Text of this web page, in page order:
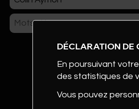
ÉVÉNEMENTS
CLUB DE
PHOTOS
DÉCLARATION DE
En poursuivant
des statistiques de
Vous pouvez